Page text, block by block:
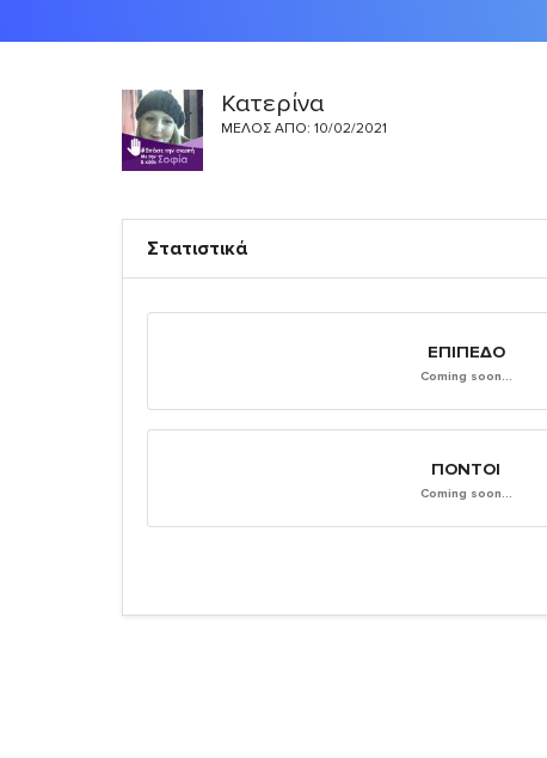
Κατερίνα
ΜΈΛΟΣ ΑΠΌ: 10/02/2021
Στατιστικά
ΕΠΊΠΕΔΟ
Coming soon...
ΠΌΝΤΟΙ
Coming soon...